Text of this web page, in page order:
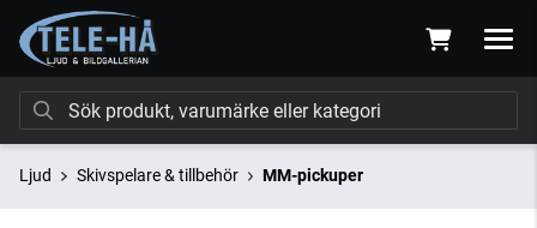
Ljud Skivspelare & tillbehör MM-pickuper